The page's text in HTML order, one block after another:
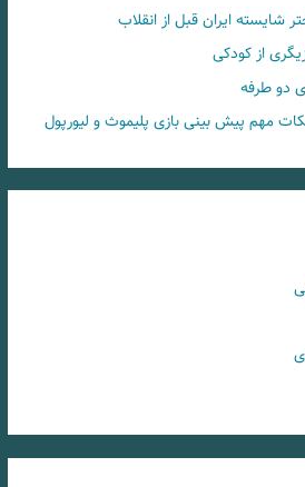
شایسته ایران قبل از انقلاب
از کودکی
دو طرفه
مهم پیش بینی بازی پلیموث و لیورپول